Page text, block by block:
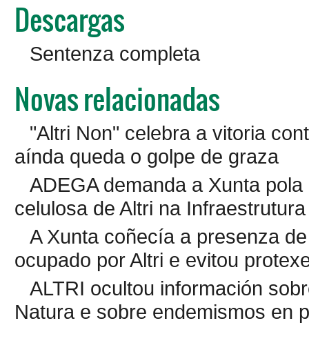
Descargas
Sentenza completa
Novas relacionadas
"Altri Non" celebra a vitoria
aínda queda o golpe de graza
ADEGA demanda a Xunta
celulosa de Altri na
A Xunta coñecía a presenza
ocupado por Altri e evitou
ALTRI ocultou información
Natura e sobre endemismos en